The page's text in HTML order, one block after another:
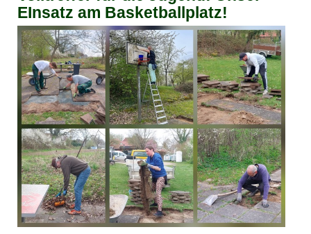
EInsatz am Basketballplatz!